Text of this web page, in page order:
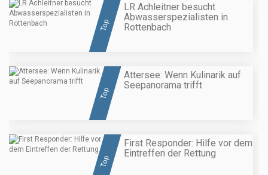
Top
LR Achleitner besucht
Abwasserspezialisten in
Rottenbach
Top
Attersee: Wenn Kulinarik auf
Seepanorama trifft
Top
First Responder: Hilfe vor dem
Eintreffen der Rettung